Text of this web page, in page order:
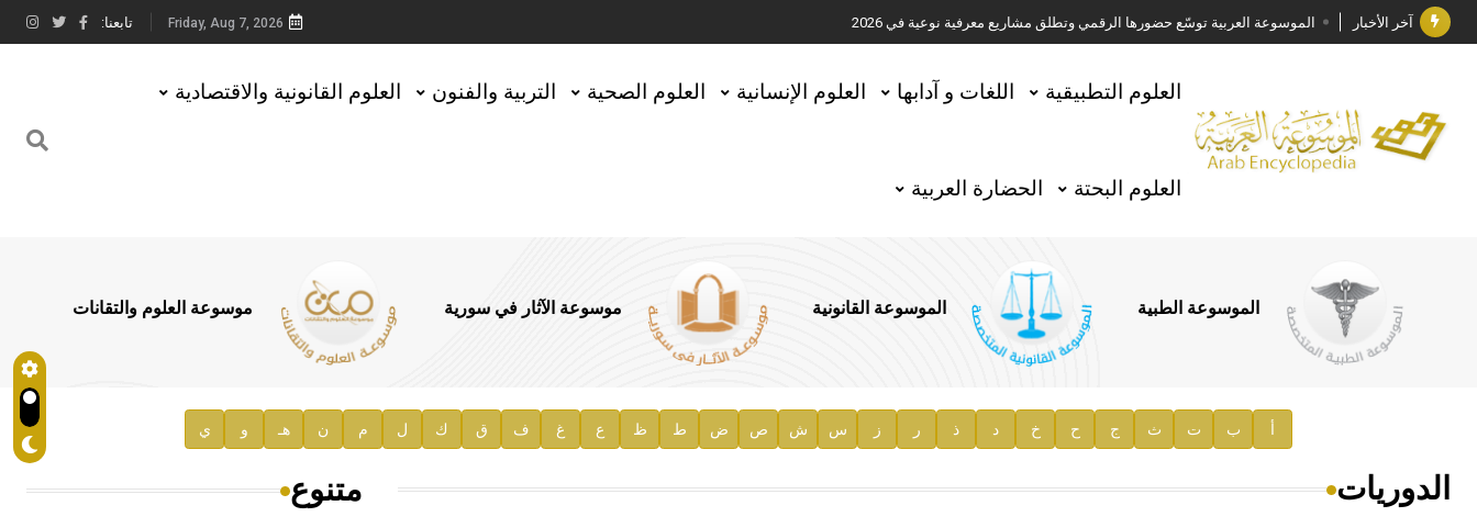
آخر الأخبار الموسوعة العربية توسّع حضورها الرقمي وتطلق مشاريع معرفية نوعية في 2026
جائزة مجمع الملك سلمان العالمي للغة العربية 2025
الأستاذ إياد خالد الطباع مدير عام لهيئة الموسوعة العربية
السيد محمد ياسين صالح وزيرا للثقافة
توصيات مجلس الإدارة
صدور المجلد السابع من موسوعة الآثار في سورية
إعلان..
Friday, Aug 7, 2026 تابعنا:
العلوم التطبيقية اللغات و آدابها العلوم الإنسانية العلوم الصحية التربية والفنون العلوم القانونية والاقتصادية
العلوم البحتة الحضارة العربية
الموسوعة الطبية الموسوعة القانونية موسوعة الآثار في سورية موسوعة العلوم والتقانات
أ ب ت ث ج ح خ د ذ ر ز س ش ص ض ط ظ ع غ ف ق ك ل م ن هـ و ي
الدوريات متنوع